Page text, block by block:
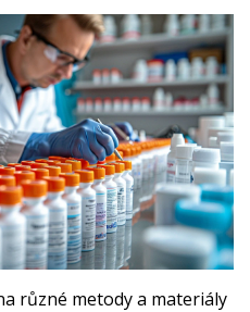
různé metody a materiály